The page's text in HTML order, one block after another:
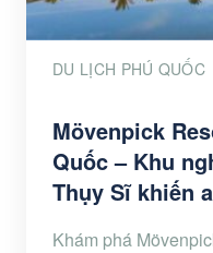
DU LỊCH PHÚ QUỐC
Mövenpick
Quốc – Khu
Thụy Sĩ khiến
Khám phá